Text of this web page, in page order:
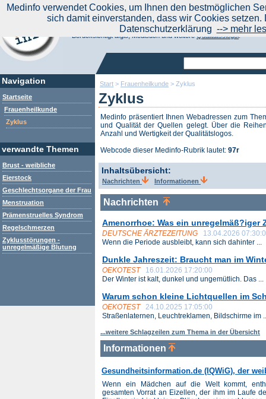
Start > Frauenheilkunde > Zyklus
Zyklus
Medinfo präsentiert Ihnen Webadressen zum
und Qualität der Quellen gelegt. Über die
Anzahl und Wertigkeit der Qualitätslogos.
Webcode dieser Medinfo-Rubrik lautet: 97r
Inhaltsübersicht:
Nachrichten Informationen
Nachrichten
Amenorrhoe: Was ein
DEUTSCHE ÄRZTEZEITUNG
13.04.2026
Wenn die Periode ausbleibt, kann sich dahinter ...
Dunkle Jahreszeit: Braucht man im
OEKOTEST
16.01.2026 17:20:00
Der Winter ist kalt, dunkel und ungemütlich. Das ...
Warum schon kleine Lichtquellen im
OEKOTEST
24.10.2025 17:05:00
Straßenlaternen, Leuchtreklamen, Bildschirme im
...weitere Schlagzeilen zum Thema in der Übersicht
Informationen
Gesundheitsinformation.de (IQWiG), der
Wenn ein Mädchen auf die Welt kommt,
gesamten Vorrat an Eizellen, der ihm im Laufe
Navigation
Startseite
Frauenheilkunde
Zyklus
verwandte Themen
Brust - weibliche
Eierstock
Geschlechtsorgane der Frau
Menstruation
Prämenstruelles Syndrom
Regelschmerzen
Zyklusstörungen -
unregelmäßige Blutung
Aktuelle Nachrichten|
Suchen Sie noch oder Finden Sie schon?
Medinfo.de - Meta-Portal für Gesundheitsthemen
Berücksichtigt afgis, Medisuch und weitereQualitätssiegel.
Medinfo verwendet Cookies, um Ihnen den bestmöglichen
sich damit einverstanden, dass wir Cookies
Datenschutzerklärung --> mehr